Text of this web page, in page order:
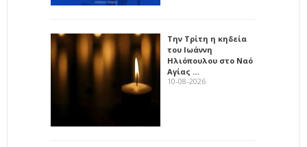
Την Τρίτη η κηδεία
του Ιωάννη
Ηλιόπουλου στο Ναό
Αγίας …
10-08-2026